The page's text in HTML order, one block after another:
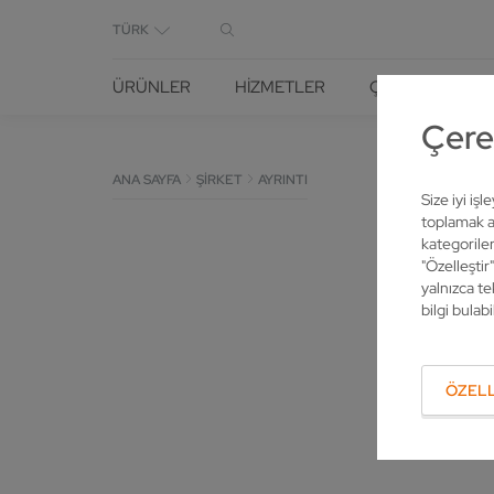
Size iyi
toplamak
yalnızca
bilgi
TÜRK
ÜRÜNLER HIZMETLER ÇÖZÜMLER
ANA SAYFA ŞIRKET AYRINTI